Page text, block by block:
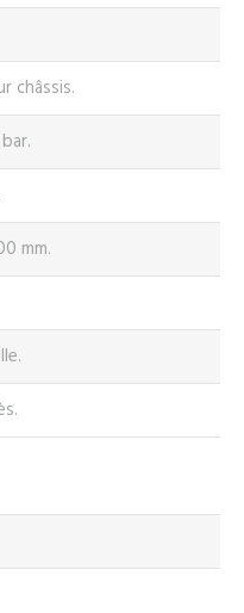
châssis.
mm.